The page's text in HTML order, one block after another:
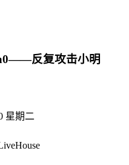
反复攻击小明
星期二